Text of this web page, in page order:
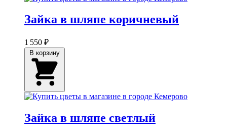
Зайка в шляпе коричневый
1 550 ₽
Зайка в шляпе светлый